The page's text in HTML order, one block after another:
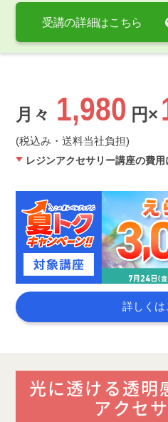
受講の詳細はこちら
月々 1,980 円×
(税込み・送料当社負担)
レジンアクセサリー講座の費
詳しくは
光に透ける透明
アクセ